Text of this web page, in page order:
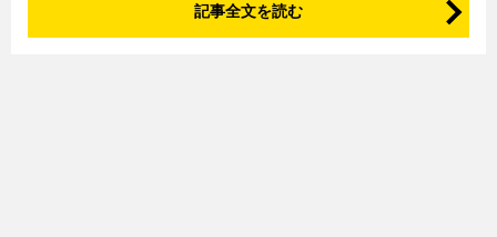
記事全文を読む